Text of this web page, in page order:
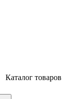
Каталог товаров